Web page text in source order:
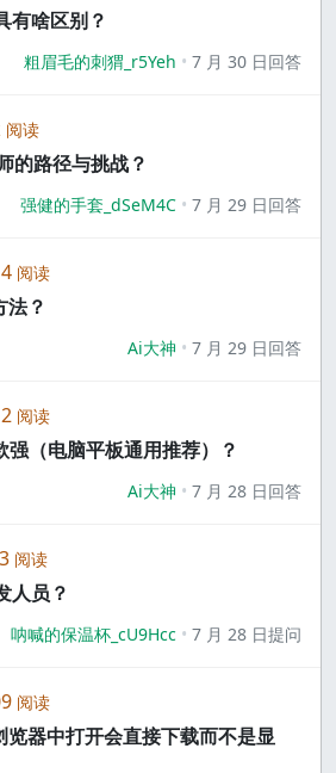
有啥区别？
粗眉毛的刺猬_r5Yeh 7 月 30 日回答
阅读
的路径与挑战？
强健的手套_dSeM4C 7 月 29 日回答
阅读
法？
Ai大神 7 月 29 日回答
阅读
（电脑平板通用推荐）？
Ai大神 7 月 28 日回答
阅读
人员？
呐喊的保温杯_cU9Hcc 7 月 28 日提问
阅读
览器中打开会直接下载而不是显